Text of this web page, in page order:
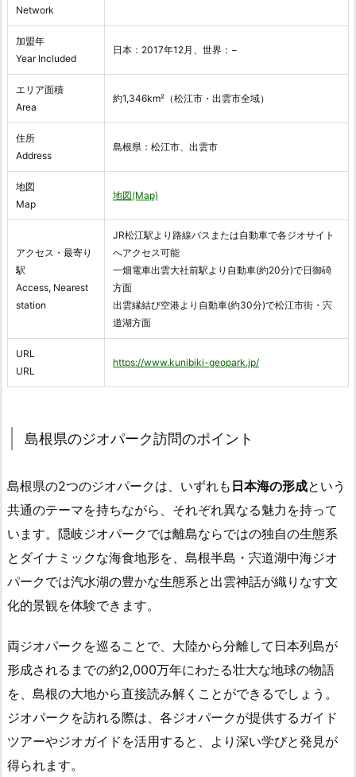
Network
加盟年
Year Included
日本：2017年12月、世界：−
エリア面積
Area
約1,346km²（松江市・出雲市全域）
住所
Address
島根県：松江市、出雲市
地図
Map
地図(Map)
アクセス・最寄り
駅
Access, Nearest
station
JR松江駅より路線バスまたは自動車で各ジオサイト
へアクセス可能
一畑電車出雲大社前駅より自動車(約20分)で日御碕
方面
出雲縁結び空港より自動車(約30分)で松江市街・宍
道湖方面
URL
URL
https://www.kunibiki-geopark.jp/
島根県のジオパーク訪問のポイント
島根県の2つのジオパークは、いずれも 日本海の形成という
共通のテーマを持ちながら、それぞれ異なる魅力を持って
います。隠岐ジオパークでは離島ならではの独自の生態系
とダイナミックな海食地形を、島根半島・宍道湖中海ジオ
パークでは汽水湖の豊かな生態系と出雲神話が織りなす文
化的景観を体験できます。
両ジオパークを巡ることで、大陸から分離して日本列島が
形成されるまでの約2,000万年にわたる壮大な地球の物語
を、島根の大地から直接読み解くことができるでしょう。
ジオパークを訪れる際は、各ジオパークが提供するガイド
ツアーやジオガイドを活用すると、より深い学びと発見が
得られます。